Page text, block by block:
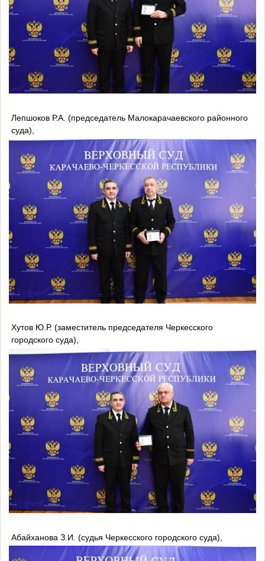
Лепшоков Р.А. (председатель Малокарачаевского районного
суда),
Хутов Ю.Р. (заместитель председателя Черкесского
городского суда),
Абайханова З.И. (судья Черкесского городского суда),